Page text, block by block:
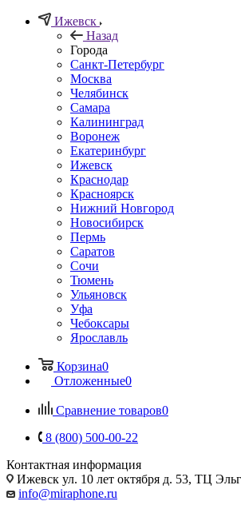
Ижевск
Назад
Города
Санкт-Петербург
Москва
Челябинск
Самара
Калининград
Воронеж
Екатеринбург
Ижевск
Краснодар
Красноярск
Нижний Новгород
Новосибирск
Пермь
Саратов
Сочи
Тюмень
Ульяновск
Уфа
Чебоксары
Ярославль
Корзина0
Отложенные0
Сравнение товаров0
8 (800) 500-00-22
Контактная информация
Ижевск ул. 10 лет октября д. 53, ТЦ
info@miraphone.ru